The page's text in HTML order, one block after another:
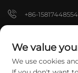
+86-15817448554
Авторские права ©
We value
We use cookies